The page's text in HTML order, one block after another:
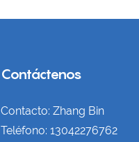
Contáctenos
Contacto: Zhang Bin
Teléfono: 13042276762